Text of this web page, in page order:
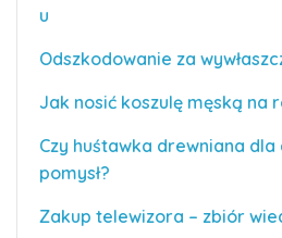
u
Odszkodowanie za
Jak nosić koszulę męską na
Czy huśtawka drewniana
pomysł?
Zakup telewizora – zbiór